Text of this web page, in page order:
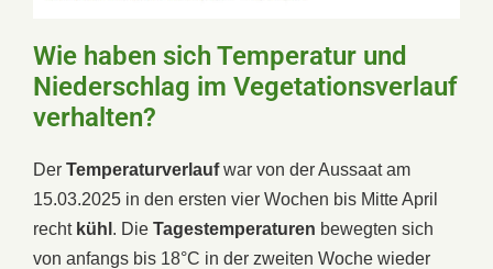
Wie haben sich Temperatur und
Niederschlag im Vegetationsverlauf
verhalten?
Der Temperaturverlaufwar von der Aussaat am
15.03.2025 in den ersten vier Wochen bis Mitte April
recht kühl . Die Tagestemperaturen bewegten sich
von anfangs bis 18°C in der zweiten Woche wieder